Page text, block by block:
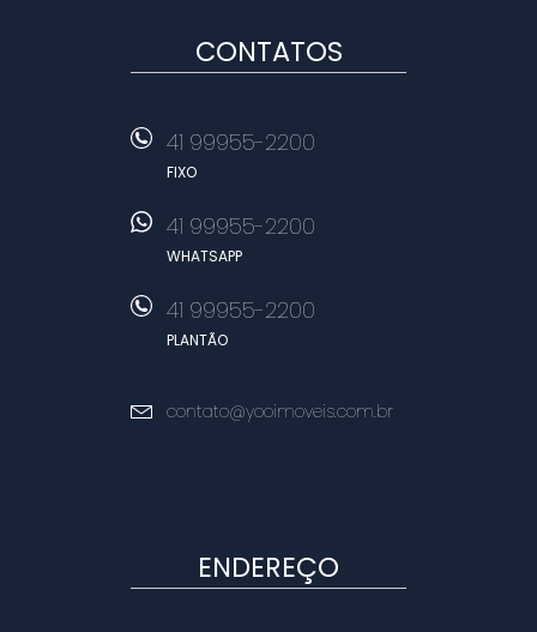
CONTATOS
41 99955-2200
FIXO
41 99955-2200
WHATSAPP
41 99955-2200
PLANTÃO
contato@yooimoveis.com.br
ENDEREÇO